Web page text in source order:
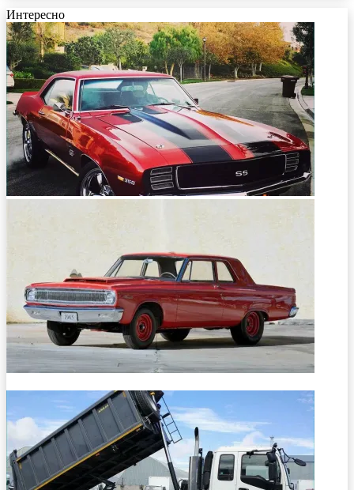
Интересно